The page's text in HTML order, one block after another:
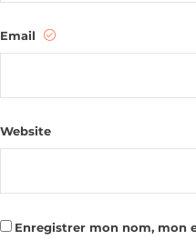
Email
Website
Enregistrer mon nom, mon